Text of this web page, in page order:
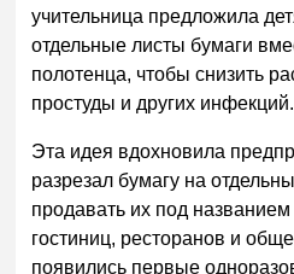
учительница предложила
отдельные листы бумаги
полотенца, чтобы снизить
простуды и других инфекций.
Эта идея вдохновила
разрезал бумагу на
продавать их под
гостиниц, ресторанов и
появились первые